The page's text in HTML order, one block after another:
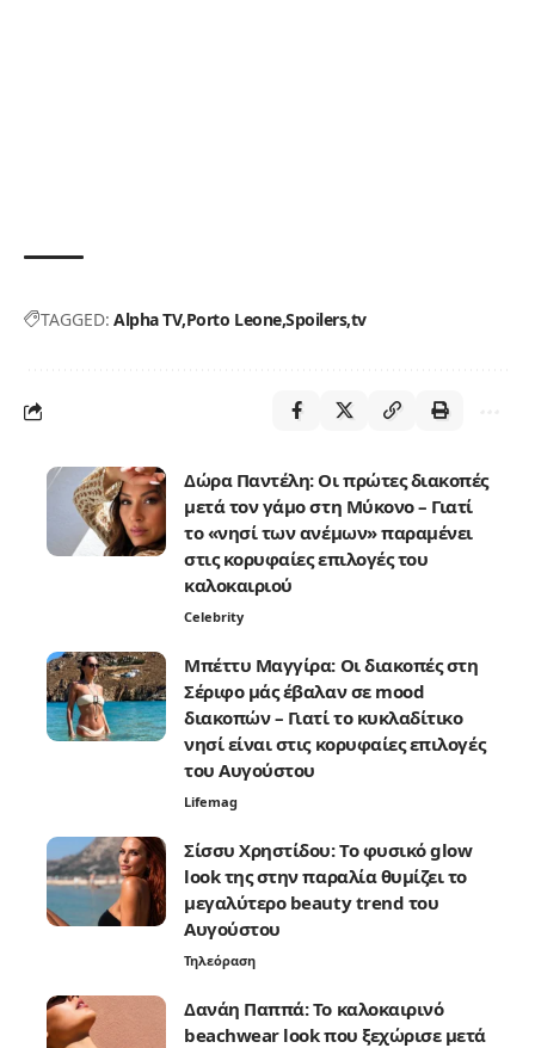
TAGGED: Alpha TV Porto LeoneSpoilerstv
Δώρα Παντέλη: Οι πρώτες διακοπές
μετά τον γάμο στη Μύκονο – Γιατί
το «νησί των ανέμων» παραμένει
στις κορυφαίες επιλογές του
καλοκαιριού
Celebrity
Μπέττυ Μαγγίρα: Οι διακοπές στη
Σέριφο μάς έβαλαν σε mood
διακοπών – Γιατί το κυκλαδίτικο
νησί είναι στις κορυφαίες επιλογές
του Αυγούστου
Lifemag
Σίσσυ Χρηστίδου: Το φυσικό glow
look της στην παραλία θυμίζει το
μεγαλύτερο beauty trend του
Αυγούστου
Τηλεόραση
Δανάη Παππά: Το καλοκαιρινό
beachwear look που ξεχώρισε μετά